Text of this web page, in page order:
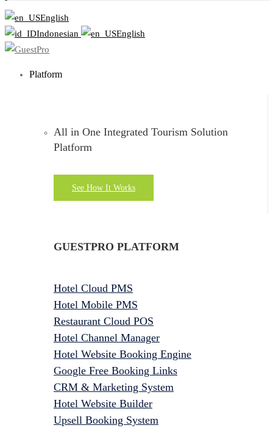
English
Indonesian
English
Platform
All in One Integrated Tourism Solution
Platform
See How It Works
GUESTPRO PLATFORM
Hotel Cloud PMS
Hotel Mobile PMS
Restaurant Cloud POS
Hotel Channel Manager
Hotel Website Booking Engine
Google Free Booking Links
CRM & Marketing System
Hotel Website Builder
Upsell Booking System